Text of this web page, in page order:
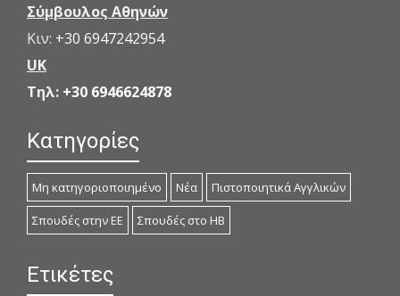
Σύμβουλος Αθηνών
Κιν: +30 6947242954
UK
Τηλ: +30 6946624878
Κατηγορίες
Μη κατηγοριοποιημένο Νέα Πιστοποιητικά Αγγλικών
Σπουδές στην ΕΕ Σπουδές στο ΗΒ
Ετικέτες